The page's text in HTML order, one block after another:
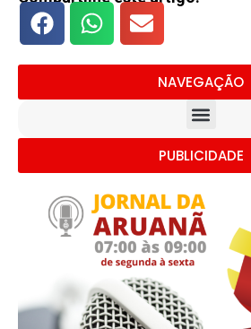
NAVEGAÇÃO
PUBLICIDADE